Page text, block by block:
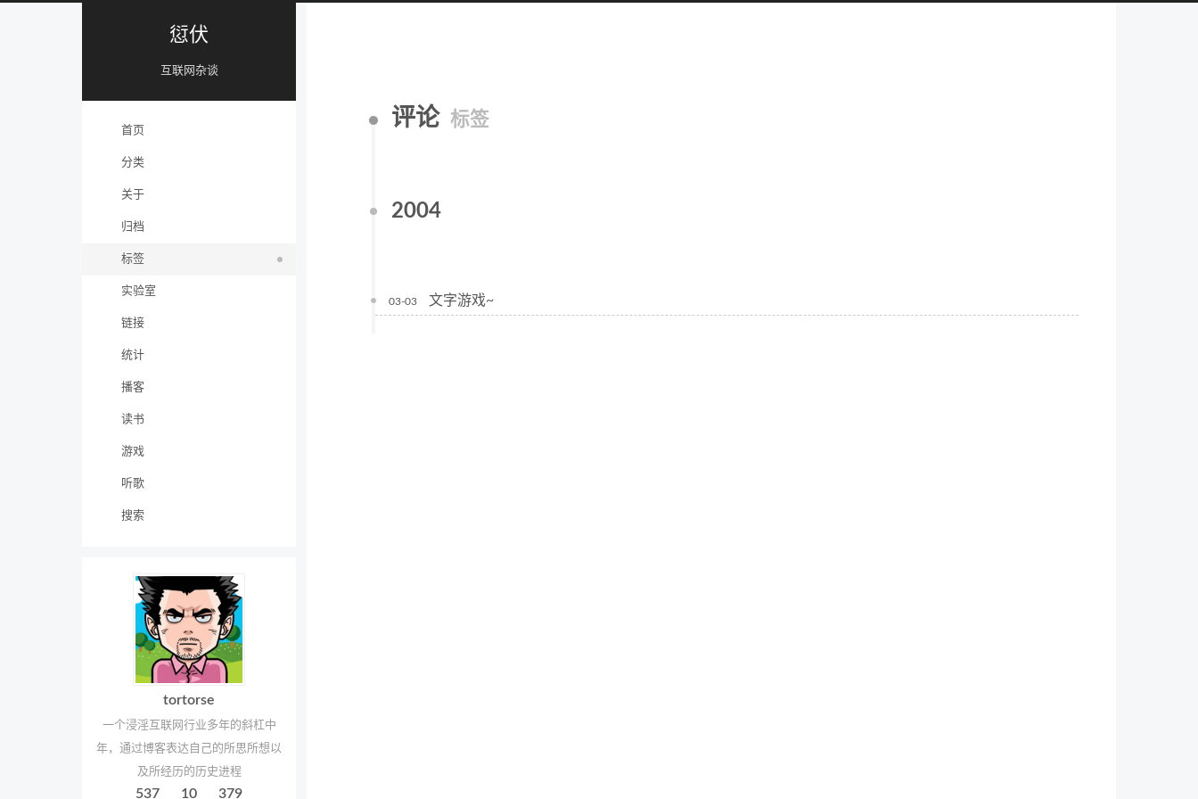
愆伏
互联网杂谈
首页
分类
关于
归档
标签
实验室
链接
统计
播客
读书
游戏
听歌
搜索
tortorse
一个浸淫互联网行业多年的斜杠中
年，通过博客表达自己的所思所想以
及所经历的历史进程
537 10 379
评论 标签
2004
03-03 文字游戏~